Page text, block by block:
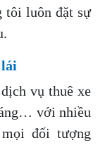
tôi luôn đặt sự
vụ thuê xe
với nhiều
đối tượng